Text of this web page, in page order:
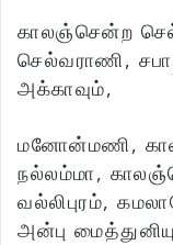
காலஞ்சென்ற
செல்வராணி,
அக்காவும்,
மனோன்மணி,
நல்லம்மா,
வல்லிபுரம்,
அன்பு